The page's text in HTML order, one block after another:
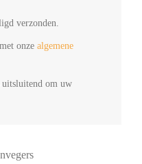
verzonden.
onze algemene
uitsluitend om uw